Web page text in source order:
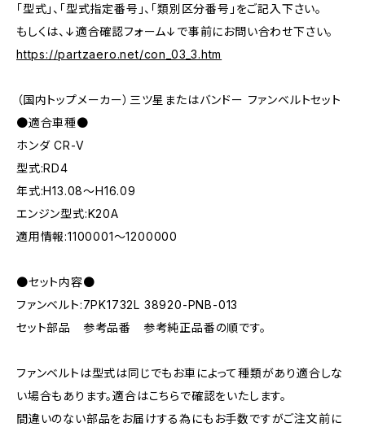
「型式」、「型式指定番号」、「類別区分番号」をご記入下さい。
もしくは、↓適合確認フォーム↓で事前にお問い合わせ下さい。
https://partzaero.net/con_03_3.htm
（国内トップメーカー）三ツ星またはバンドー ファンベルトセット
●適合車種●
ホンダ CR-V
型式:RD4
年式:H13.08～H16.09
エンジン型式:K20A
適用情報:1100001～1200000
●セット内容●
ファンベルト:7PK1732L 38920-PNB-013
セット部品 参考品番 参考純正品番の順です。
ファンベルトは型式は同じでもお車によって種類があり適合しな
い場合もあります。適合はこちらで確認をいたします。
間違いのない部品をお届けする為にもお手数ですがご注文前に